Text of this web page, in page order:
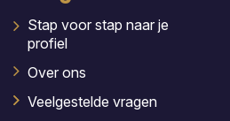
Stap voor stap naar je
profiel
Over ons
Veelgestelde vragen